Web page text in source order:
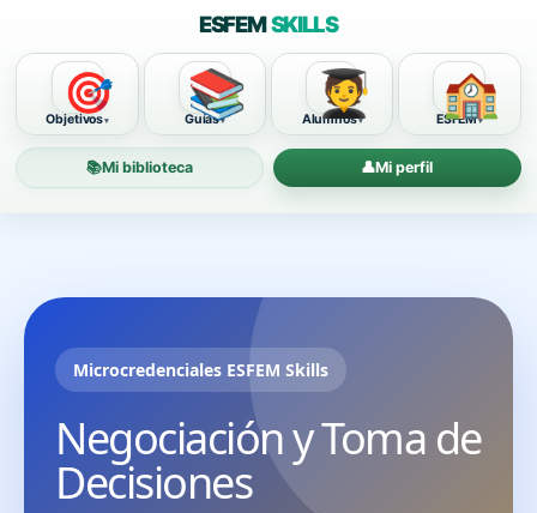
ESFEMSKILLS
🎯
Objetivos 📚
Guías 🧑‍🎓
Alumnos 🏫
ESFEM
📚Mi biblioteca 👤Mi perfil
Microcredenciales ESFEM Skills
Negociación y Toma de
Decisiones